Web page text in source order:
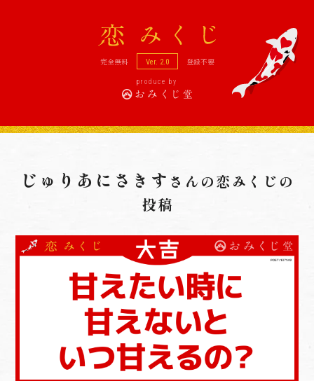
完全無料 Ver. 2.0 登録不要
produce by
じゅりあにさきす さんの恋みくじの
投稿